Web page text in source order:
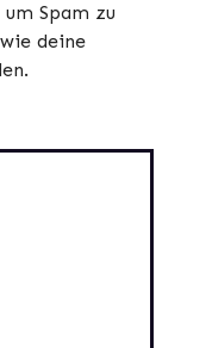
Spam zu
deine
.